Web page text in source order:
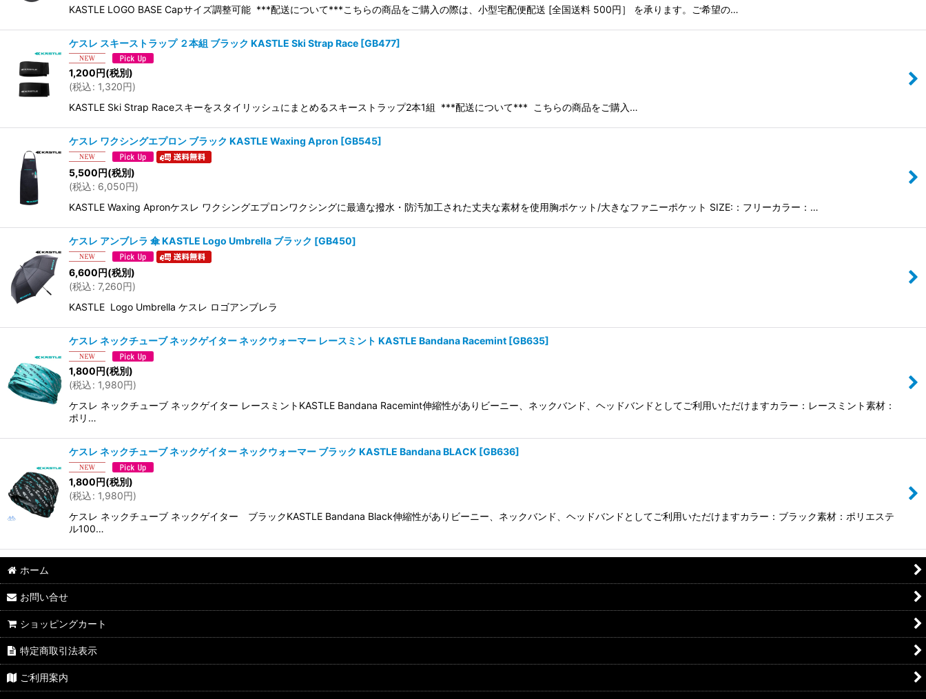
KASTLE LOGO BASE Capサイズ調整可能 ***配送について***こちらの商品をご購入の際は、小型宅配便配送 [全国送料 500円］ を承ります。ご希望の…
ケスレ スキーストラップ ２本組 ブラック KASTLE Ski Strap Race [GB477]
1,200円(税別)
(税込: 1,320円)
KASTLE Ski Strap Raceスキーをスタイリッシュにまとめるスキーストラップ2本1組 ***配送について*** こちらの商品をご購入…
ケスレ ワクシングエプロン ブラック KASTLE Waxing Apron [GB545]
5,500円(税別)
(税込: 6,050円)
KASTLE Waxing Apronケスレ ワクシングエプロンワクシングに最適な撥水・防汚加工された丈夫な素材を使用胸ポケット/大きなファニーポケット SIZE:：フリーカラー：…
ケスレ アンブレラ 傘 KASTLE Logo Umbrella ブラック [GB450]
6,600円(税別)
(税込: 7,260円)
KASTLE Logo Umbrella ケスレ ロゴアンブレラ
ケスレ ネックチューブ ネックゲイター ネックウォーマー レースミント KASTLE Bandana Racemint [GB635]
1,800円(税別)
(税込: 1,980円)
ケスレ ネックチューブ ネックゲイター レースミントKASTLE Bandana Racemint伸縮性がありビーニー、ネックバンド、ヘッドバンドとしてご利用いただけますカラー：レースミント素材：
ポリ…
ケスレ ネックチューブ ネックゲイター ネックウォーマー ブラック KASTLE Bandana BLACK [GB636]
1,800円(税別)
(税込: 1,980円)
ケスレ ネックチューブ ネックゲイター ブラックKASTLE Bandana Black伸縮性がありビーニー、ネックバンド、ヘッドバンドとしてご利用いただけますカラー：ブラック素材：ポリエステ
ル100…
ホーム
お問い合せ
ショッピングカート
特定商取引法表示
ご利用案内